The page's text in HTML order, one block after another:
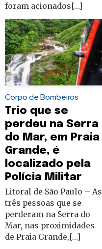
foram acionados[…]
Corpo de Bombeiros
Trio que se
perdeu na Serra
do Mar, em Praia
Grande, é
localizado pela
Polícia Militar
Litoral de São Paulo – As
três pessoas que se
perderam na Serra do
Mar, nas proximidades
de Praia Grande,[…]